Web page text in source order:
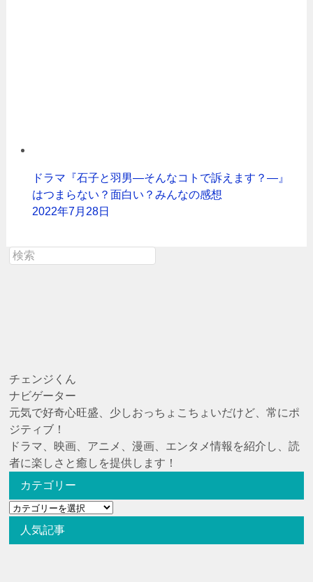
ドラマ『石子と羽男―そんなコトで訴えます？―』
はつまらない？面白い？みんなの感想
2022年7月28日
チェンジくん
ナビゲーター
元気で好奇心旺盛、少しおっちょこちょいだけど、常にポ
ジティブ！
ドラマ、映画、アニメ、漫画、エンタメ情報を紹介し、読
者に楽しさと癒しを提供します！
カテゴリー
カ
人気記事